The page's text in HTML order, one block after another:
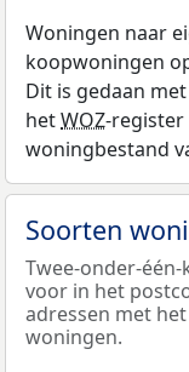
Woningen naar
koopwoningen
Dit is gedaan
hetWOZ-register
woningbestand
Soorten
Twee-onder-
voor in het
adressen met
woningen.